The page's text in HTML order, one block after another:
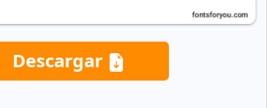
Descargar